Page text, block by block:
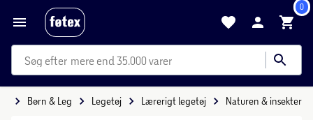
0
mere end 35.000 varer
Børn & Leg Legetøj Lærerigt legetøj Naturen & insekter